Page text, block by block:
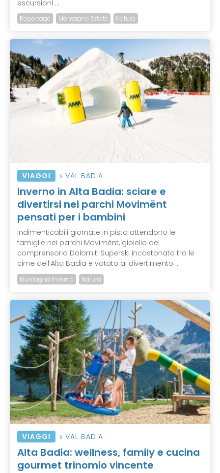
escursioni ...
Reportage Montagna Estate Natura
VIAGGI VAL BADIA
Inverno in Alta Badia: sciare e
divertirsi nei parchi Movimënt
pensati per i bambini
Indimenticabili giornate in pista attendono le
famiglie nei parchi Movimënt, gioiello del
comprensorio Dolomiti Superski incastonato tra le
cime dell’Alta Badia e votato al divertimento ...
Montagna Inverno Natura
VIAGGI VAL BADIA
Alta Badia: wellness, family e cucina
gourmet trinomio vincente